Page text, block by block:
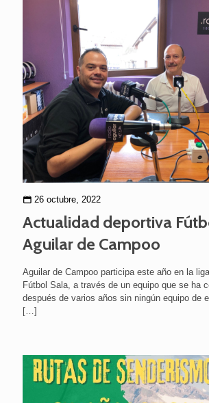
26 octubre, 2022
Actualidad deportiva
Aguilar de Campoo
Aguilar de Campoo participa este año en la
Fútbol Sala, a través de un equipo que se ha
después de varios años sin ningún equipo de
[…]